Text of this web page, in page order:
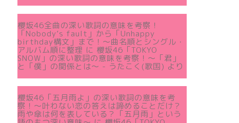
櫻坂46全曲の深い歌詞の意味を考察！
「Nobody’s fault」から「Unhappy
birthday構文」まで！〜曲名順とシングル・
アルバム順に整理 に 櫻坂46「TOKYO
SNOW」の深い歌詞の意味を考察！〜「君」
と「僕」の関係とは～ - うたこく(歌国) より
櫻坂46「五月雨よ」の深い歌詞の意味を考
察！〜叶わない恋の答えは諦めることだけ？
雨や傘は何を表している？「五月雨」という